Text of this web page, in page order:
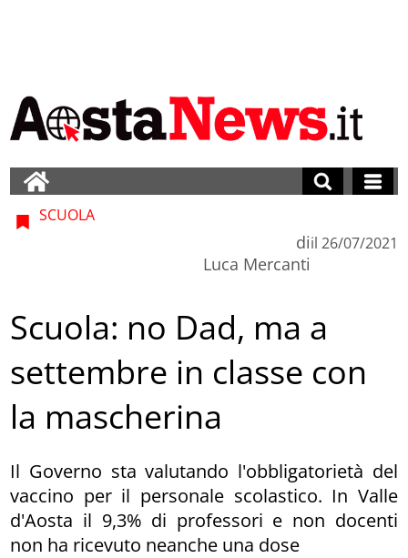
SCUOLA
di
Luca Mercanti
il 26/07/2021
Scuola: no Dad, ma a
settembre in classe con
la mascherina
Il Governo sta valutando l'obbligatorietà del
vaccino per il personale scolastico. In Valle
d'Aosta il 9,3% di professori e non docenti
non ha ricevuto neanche una dose